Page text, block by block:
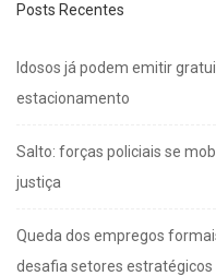
Posts Recentes
Idosos já podem emitir
estacionamento
Salto: forças policiais se
justiça
Queda dos empregos
desafia setores estratégicos